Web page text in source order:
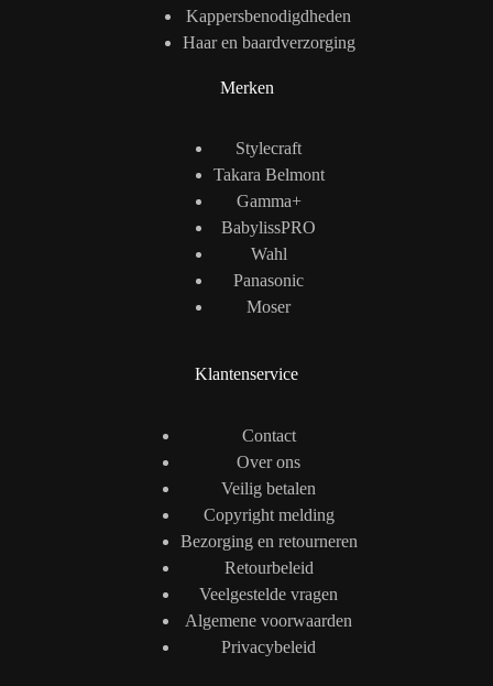
Kappersbenodigdheden
Haar en baardverzorging
Merken
Stylecraft
Takara Belmont
Gamma+
BabylissPRO
Wahl
Panasonic
Moser
Klantenservice
Contact
Over ons
Veilig betalen
Copyright melding
Bezorging en retourneren
Retourbeleid
Veelgestelde vragen
Algemene voorwaarden
Privacybeleid